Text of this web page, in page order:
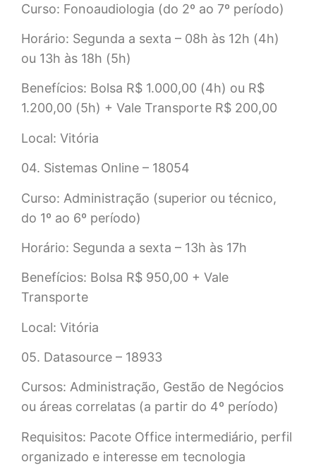
Curso: Fonoaudiologia (do 2º ao 7º período)
Horário: Segunda a sexta – 08h às 12h (4h)
ou 13h às 18h (5h)
Benefícios: Bolsa R$ 1.000,00 (4h) ou R$
1.200,00 (5h) + Vale Transporte R$ 200,00
Local: Vitória
04. Sistemas Online – 18054
Curso: Administração (superior ou técnico,
do 1º ao 6º período)
Horário: Segunda a sexta – 13h às 17h
Benefícios: Bolsa R$ 950,00 + Vale
Transporte
Local: Vitória
05. Datasource – 18933
Cursos: Administração, Gestão de Negócios
ou áreas correlatas (a partir do 4º período)
Requisitos: Pacote Office intermediário, perfil
organizado e interesse em tecnologia